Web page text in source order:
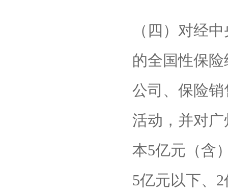
（四）对经
的全国性保
公司、保险
活动，并对
本5亿元（含
5亿元以下、